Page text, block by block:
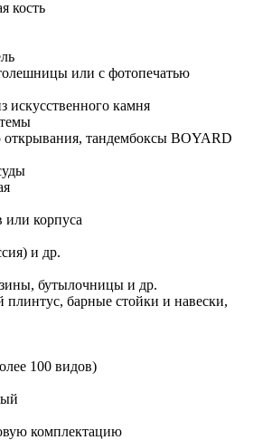
кость
или с фотопечатью
искусственного камня
тандембоксы BOYARD
или корпуса
и др.
бутылочницы и др.
барные стойки и навески,
100 видов)
комплектацию